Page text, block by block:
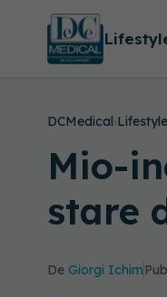
DCMedical›Lifestyle
Mio-
stare
De Giorgi Ichim